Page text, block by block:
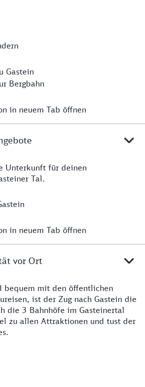
Gastein
Bergbahn
in neuem Tab öffnen
Unterkunft für deinen
Tal.
in neuem Tab öffnen
vor Ort
bequem mit den öffentlichen
ist der Zug nach Gastein die
die 3 Bahnhöfe im Gasteinertal
zu allen Attraktionen und tust der